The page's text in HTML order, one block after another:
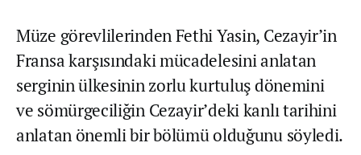
Müze görevlilerinden Fethi Yasin, Cezayir’in
Fransa karşısındaki mücadelesini anlatan
serginin ülkesinin zorlu kurtuluş dönemini
ve sömürgeciliğin Cezayir’deki kanlı tarihini
anlatan önemli bir bölümü olduğunu söyledi.